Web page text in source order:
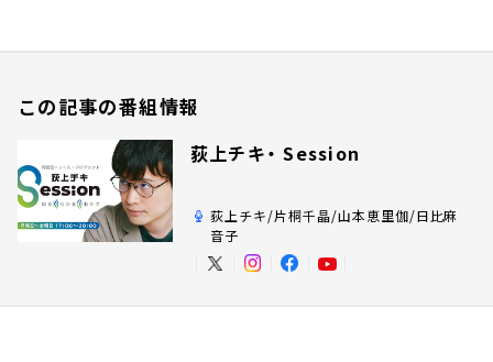
この記事の番組情報
荻上チキ・ Session
荻上チキ/片桐千晶/山本恵里伽/日比麻
音子